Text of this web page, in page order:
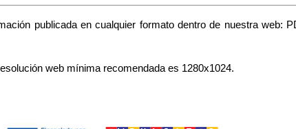
publicada en cualquier formato dentro de nuestra web:
web mínima recomendada es 1280x1024.